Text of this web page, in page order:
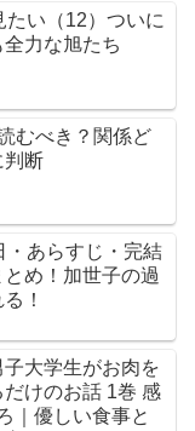
い（12）ついに
力な旭たち
むべき？関係ど
判断
・あらすじ・完結
め！加世子の過
！
大学生がお肉を
けのお話 1巻 感
｜優しい食事と